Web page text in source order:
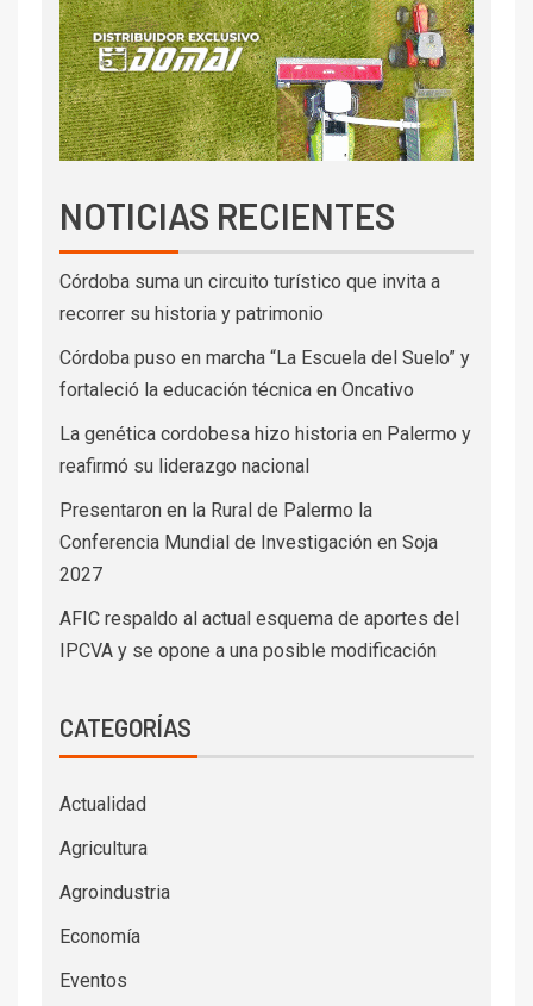
NOTICIAS RECIENTES
Córdoba suma un circuito turístico que invita a
recorrer su historia y patrimonio
Córdoba puso en marcha “La Escuela del Suelo” y
fortaleció la educación técnica en Oncativo
La genética cordobesa hizo historia en Palermo y
reafirmó su liderazgo nacional
Presentaron en la Rural de Palermo la
Conferencia Mundial de Investigación en Soja
2027
AFIC respaldo al actual esquema de aportes del
IPCVA y se opone a una posible modificación
CATEGORÍAS
Actualidad
Agricultura
Agroindustria
Economía
Eventos